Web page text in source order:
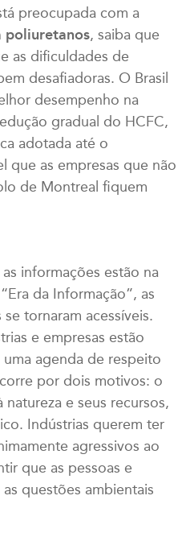
preocupada com a
poliuretanos, saiba que
as dificuldades de
desafiadoras. O Brasil
desempenho na
gradual do HCFC,
adotada até o
que as empresas que não
de Montreal fiquem
informações estão na
da Informação”, as
tornaram acessíveis.
e empresas estão
uma agenda de respeito
por dois motivos: o
e seus recursos,
Indústrias querem ter
agressivos ao
que as pessoas e
questões ambientais